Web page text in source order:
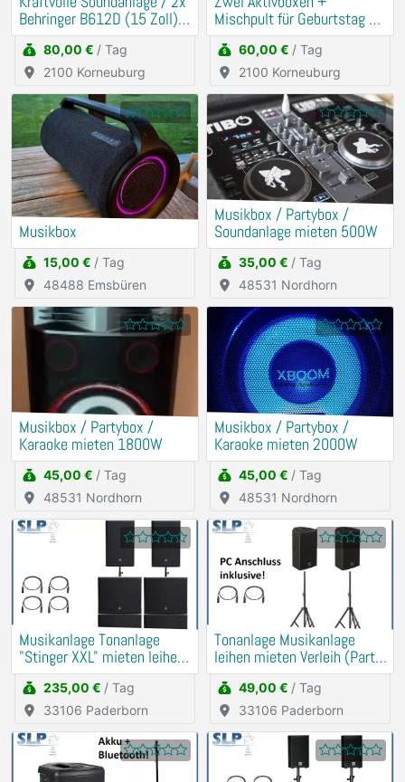
Behringer B612D (15 Zoll) +
Mischpult
80,00 € / Tag
2100 Korneuburg
Mischpult für Geburtstag &
Hochzeit
60,00 € / Tag
2100 Korneuburg
Musikbox
15,00 € / Tag
48488 Emsbüren
Musikbox / Partybox /
Soundanlage mieten 500W
35,00 € / Tag
48531 Nordhorn
Musikbox / Partybox /
Karaoke mieten 1800W
45,00 € / Tag
48531 Nordhorn
Musikbox / Partybox /
Karaoke mieten 2000W
45,00 € / Tag
48531 Nordhorn
Musikanlage Tonanlage
"Stinger XXL" mieten leihen
Verleih PA, DJ
235,00 € / Tag
33106 Paderborn
Tonanlage Musikanlage
leihen mieten Verleih (Party,
Hochzeit, Geburtstag)
49,00 € / Tag
33106 Paderborn